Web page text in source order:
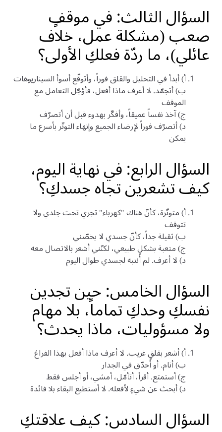
السؤال الثالث: في موقفٍ
صعب (مشكلة عمل، خلاف
عائلي)، ما ردّة فعلكِ الأولى؟
أ) أبدأ في التحليل والقلق فوراً، وأتوقّع أسوأ السيناريوهات
ب) أتجمّد. لا أعرف ماذا أفعل، فأؤجّل التعامل مع
الموقف
ج) آخذ نفساً عميقاً، وأفكّر بهدوء قبل أن أتصرّف
د) أتصرّف فوراً لإرضاء الجميع وإنهاء التوتّر بأسرع ما
يمكن
السؤال الرابع: في نهاية اليوم،
كيف تشعرين تجاه جسدكِ؟
أ) متوتّرة، كأنّ هناك "كهرباء" تجري تحت جلدي ولا
تتوقف
ب) ثقيلة جداً، كأنّ جسدي لا يخصّني
ج) متعبة بشكلٍ طبيعي، لكنّني أشعر بالاتصال معه
د) لا أعرف. لم أنتبه لجسدي طوال اليوم
السؤال الخامس: حين تجدين
نفسكِ وحدكِ تماماً، بلا مهام
ولا مسؤوليات، ماذا يحدث؟
أ) أشعر بقلقٍ غريب. لا أعرف ماذا أفعل بهذا الفراغ
ب) أنام. أو أحدّق في الجدار
ج) أستمتع. أقرأ، أتأمّل، أمشي، أو أجلس فقط
د) أبحث عن شيءٍ لأفعله. لا أستطيع البقاء بلا فائدة
السؤال السادس: كيف علاقتكِ